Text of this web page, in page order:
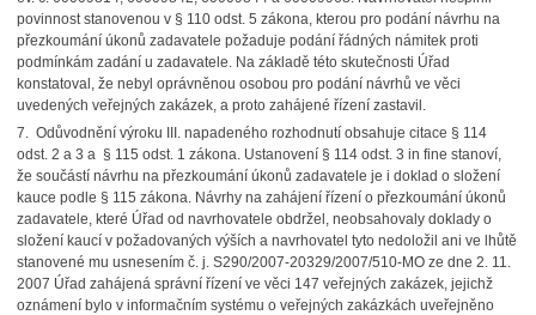
povinnost stanovenou v § 110 odst. 5 zákona, kterou pro podání návrhu na
přezkoumání úkonů zadavatele požaduje podání řádných námitek proti
podmínkám zadání u zadavatele. Na základě této skutečnosti Úřad
konstatoval, že nebyl oprávněnou osobou pro podání návrhů ve věci
uvedených veřejných zakázek, a proto zahájené řízení zastavil.
7. Odůvodnění výroku III. napadeného rozhodnutí obsahuje citace § 114
odst. 2 a 3 a § 115 odst. 1 zákona. Ustanovení § 114 odst. 3 in fine stanoví,
že součástí návrhu na přezkoumání úkonů zadavatele je i doklad o složení
kauce podle § 115 zákona. Návrhy na zahájení řízení o přezkoumání úkonů
zadavatele, které Úřad od navrhovatele obdržel, neobsahovaly doklady o
složení kaucí v požadovaných výších a navrhovatel tyto nedoložil ani ve lhůtě
stanovené mu usnesením č. j. S290/2007-20329/2007/510-MO ze dne 2. 11.
2007 Úřad zahájená správní řízení ve věci 147 veřejných zakázek, jejichž
oznámení bylo v informačním systému o veřejných zakázkách uveřejněno